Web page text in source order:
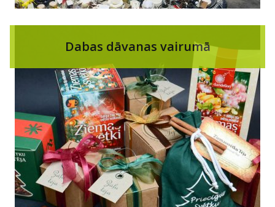
Dabas dāvanas vairumā